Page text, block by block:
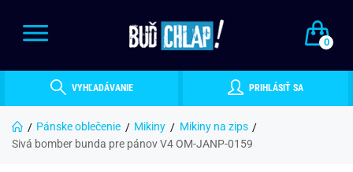
0
VYHĽADÁVANIE PRIHLÁSIŤ SA
Pánske oblečenie Mikiny
Mikiny na zips
Sivá bomber bunda pre pánov V4 OM-JANP-0159